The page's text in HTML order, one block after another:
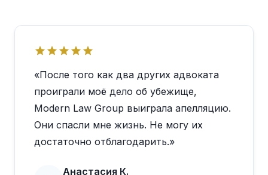
«После того как два других адвоката
проиграли моё дело об убежище,
Modern Law Group выиграла апелляцию.
Они спасли мне жизнь. Не могу их
достаточно отблагодарить.»
Анастасия К.